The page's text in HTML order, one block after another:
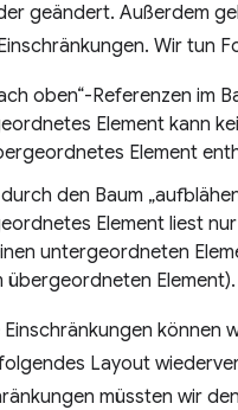
geändert. Außerdem
Wir tun
oben“-Referenzen im
Element kann
Element
den Baum
Element liest
untergeordneten
übergeordneten Element).
können
Layout
müssten wir